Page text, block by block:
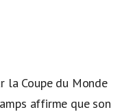
la Coupe du Monde
affirme que son